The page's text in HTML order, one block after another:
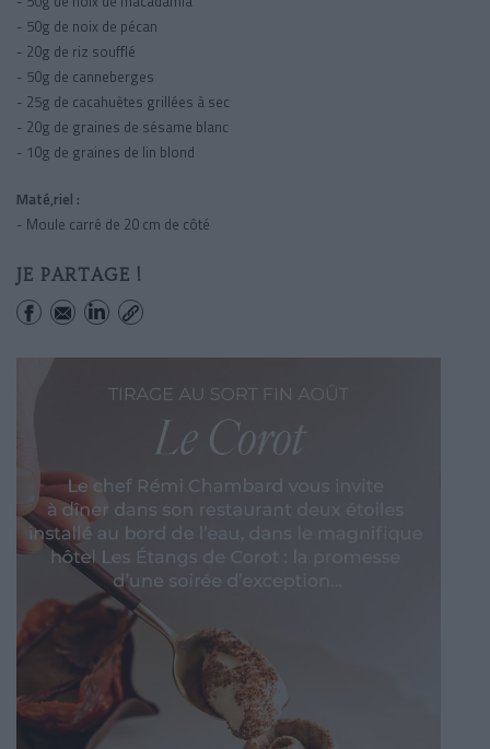
- 50g de noix de pécan
- 20g de riz soufflé
- 50g de canneberges
- 25g de cacahuètes grillées à sec
- 20g de graines de sésame blanc
- 10g de graines de lin blond
Maté,riel :
- Moule carré de 20 cm de côté
JE PARTAGE !